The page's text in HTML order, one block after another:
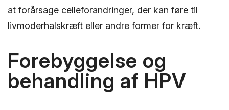
at forårsage celleforandringer, der kan føre til
livmoderhalskræft eller andre former for kræft.
Forebyggelse og
behandling af HPV